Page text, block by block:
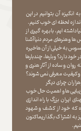
انگیزه آن بتوانیم در این
لحظه ای خوب کنیم.
ایم، با بهره گیری از
و هنرهای مردم دنیا آشنا
به خیلی از آن ها خیره
دارد؟ و بارها ، چندبارها
و ساده از آثار هنری و
و کیفیت معرفی نمی شوند؟
چرای دیگر
ها و اهمیت حال خوب
ایران بزرگ با راه اندازی
که خود از کشف و شهود
به اشتراک بگذاریماکنون